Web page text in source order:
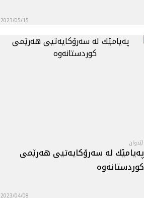
2023/05/15
لێدوان
په‌يامێك له‌ سه‌رۆكايه‌تيى هه‌رێمى
كوردستانه‌وه‌
2023/04/08